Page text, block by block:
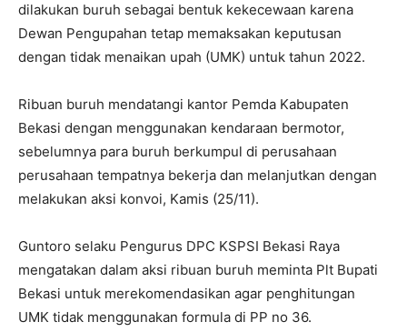
dilakukan buruh sebagai bentuk kekecewaan karena
Dewan Pengupahan tetap memaksakan keputusan
dengan tidak menaikan upah (UMK) untuk tahun 2022.
Ribuan buruh mendatangi kantor Pemda Kabupaten
Bekasi dengan menggunakan kendaraan bermotor,
sebelumnya para buruh berkumpul di perusahaan
perusahaan tempatnya bekerja dan melanjutkan dengan
melakukan aksi konvoi, Kamis (25/11).
Guntoro selaku Pengurus DPC KSPSI Bekasi Raya
mengatakan dalam aksi ribuan buruh meminta Plt Bupati
Bekasi untuk merekomendasikan agar penghitungan
UMK tidak menggunakan formula di PP no 36.